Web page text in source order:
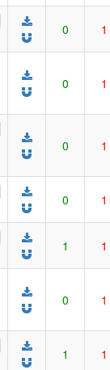
0 1
0 1
0 1
0 1
1 1
0 1
1 1